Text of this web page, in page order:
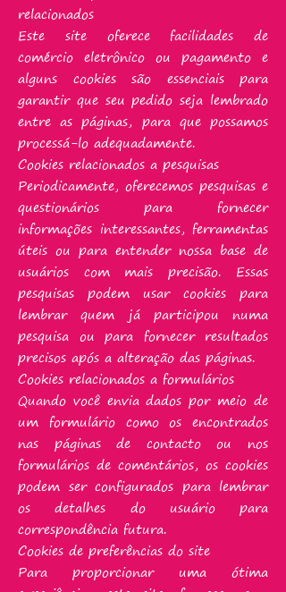
relacionados
Este site oferece facilidades de
comércio eletrônico ou pagamento e
alguns cookies são essenciais para
garantir que seu pedido seja lembrado
entre as páginas, para que possamos
processá-lo adequadamente.
Cookies relacionados a pesquisas
Periodicamente, oferecemos pesquisas e
questionários para fornecer
informações interessantes, ferramentas
úteis ou para entender nossa base de
usuários com mais precisão. Essas
pesquisas podem usar cookies para
lembrar quem já participou numa
pesquisa ou para fornecer resultados
precisos após a alteração das páginas.
Cookies relacionados a formulários
Quando você envia dados por meio de
um formulário como os encontrados
nas páginas de contacto ou nos
formulários de comentários, os cookies
podem ser configurados para lembrar
os detalhes do usuário para
correspondência futura.
Cookies de preferências do site
Para proporcionar uma ótima